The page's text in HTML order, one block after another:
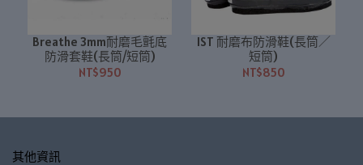
Breathe 3mm耐磨毛氈底
防滑套鞋(長筒/短筒)
NT$950
IST 耐磨布防滑鞋(長筒／
短筒)
NT$850
其他資訊